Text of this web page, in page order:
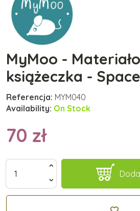
MyMoo -
książeczka -
Referencja: MYM040
Availability: On Stock
70 zł